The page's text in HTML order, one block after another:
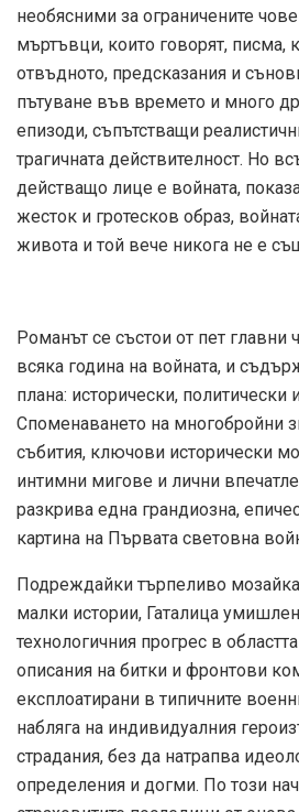
необясними за ограничените
мъртъвци, които говорят, писма,
отвъдното, предсказания и
пътуване във времето и много
епизоди, съпътстващи
трагичната действителност. Но
действащо лице е войната,
жесток и гротесков образ,
живота и той вече никога не е
Романът се състои от пет главни
всяка година на войната, и
плана: исторически, политически
Споменаването на многобройни
събития, ключови исторически
интимни мигове и лични
разкрива една грандиозна,
картина на Първата световна
Подреждайки търпеливо
малки истории, Гаталица
технологичния прогрес в
описания на битки и фронтови
експлоатирани в типичните
набляга на индивидуалния
страдания, без да натрапва
определения и догми. По този